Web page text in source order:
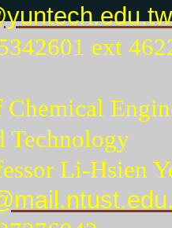
ext
Chemical
Technology
Li-Hsien